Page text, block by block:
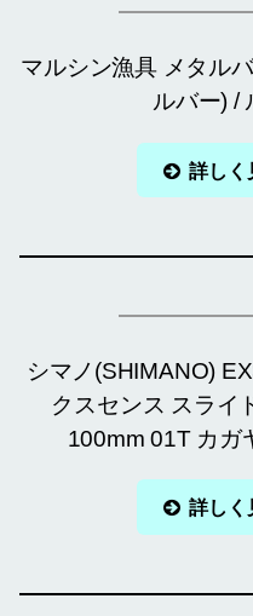
マルシン漁具 メタル
ルバー) /
詳しく
シマノ(SHIMANO)
クスセンス スライ
100mm 01T カガ
詳しく